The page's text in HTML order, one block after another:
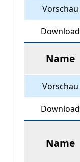
Vorschau
Download
Name
Vorschau
Download
Name